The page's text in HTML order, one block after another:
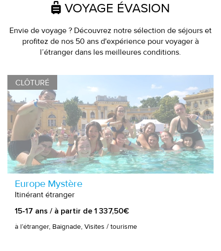
VOYAGE ÉVASION
Envie de voyage ? Découvrez notre sélection de séjours et
profitez de nos 50 ans d'expérience pour voyager à
l’étranger dans les meilleures conditions.
CLÔTURÉ
Europe Mystère
Itinérant étranger
15-17 ans / à partir de 1 337,50€
à l’étranger, Baignade, Visites / tourisme